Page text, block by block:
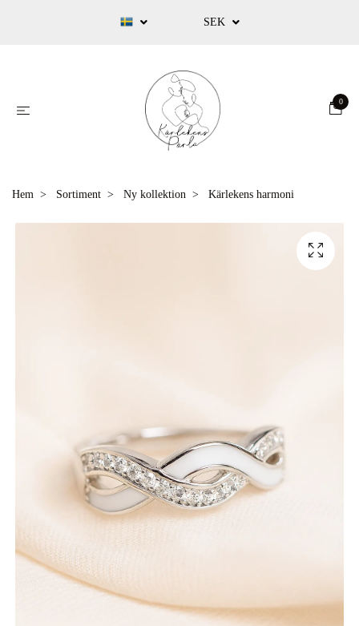
SEK
0
Hem Sortiment Ny kollektion Kärlekens harmoni